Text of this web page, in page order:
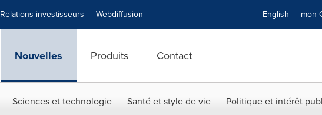
Relations investisseurs Webdiffusion English mon
Nouvelles Produits Contact
Sciences et technologie Santé et style de vie Politique et intérêt